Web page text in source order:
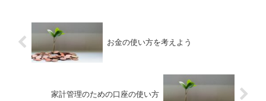
お金の使い方を考えよう
家計管理のための口座の使い方